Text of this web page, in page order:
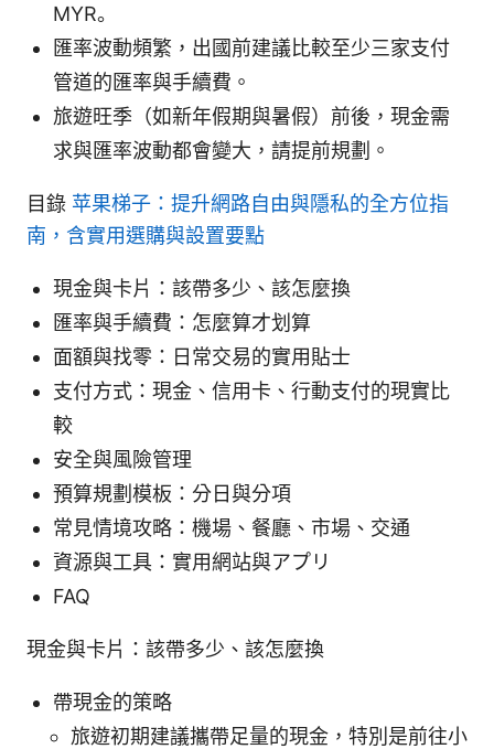
MYR。
匯率波動頻繁，出國前建議比較至少三家支付
管道的匯率與手續費。
旅遊旺季（如新年假期與暑假）前後，現金需
求與匯率波動都會變大，請提前規劃。
目錄 苹果梯子：提升網路自由與隱私的全方位指
南，含實用選購與設置要點
現金與卡片：該帶多少、該怎麼換
匯率與手續費：怎麼算才划算
面額與找零：日常交易的實用貼士
支付方式：現金、信用卡、行動支付的現實比
較
安全與風險管理
預算規劃模板：分日與分項
常見情境攻略：機場、餐廳、市場、交通
資源與工具：實用網站與アプリ
FAQ
現金與卡片：該帶多少、該怎麼換
帶現金的策略
旅遊初期建議攜帶足量的現金，特別是前往小